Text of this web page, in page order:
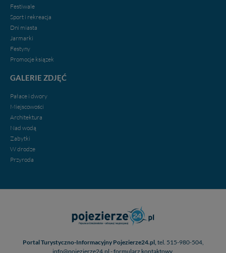
Festiwale
Sport i rekreacja
Dni miasta
Jarmarki
Festyny
Promocje ksiązek
GALERIE ZDJĘĆ
Pałace i dwory
Miejscowości
Architektura
Nad wodą
Zabytki
W drodze
Przyroda
Portal Turystyczno-Informacyjny Pojezierze24.pl, tel. 515-980-504,
info@pojezierze24.pl - formularz kontaktowy.